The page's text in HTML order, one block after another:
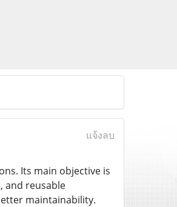
แจ้งลบ
Its main objective is
and reusable
maintainability.